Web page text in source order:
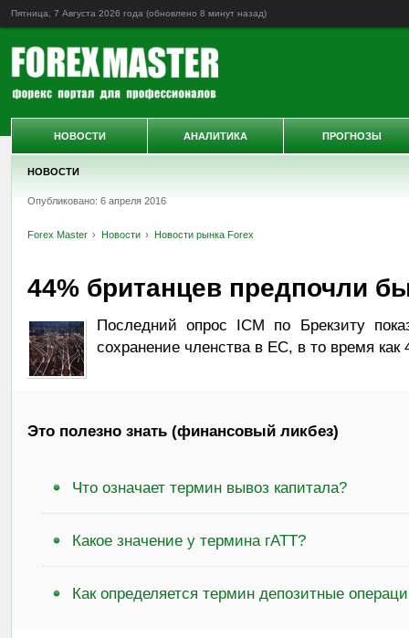
Пятница, 7 Августа 2026 года (обновлено 8 минут назад)
НОВОСТИ
Опубликовано: 6 апреля 2016
Forex Master Новости Новости рынка Forex
44% британцев предпочли
Последний опрос ICM по Брекзиту
сохранение членства в ЕС, в то время как
Это полезно знать (финансовый ликбез)
Что означает термин вывоз капитала?
Какое значение у термина гАТТ?
Как определяется термин депозитные
НОВОСТИ АНАЛИТИКА ПРОГНОЗЫ